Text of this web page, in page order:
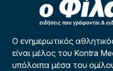
Ο ενημερωτικός
είναι μέλος του Kontra
υπόλοιπα μέσα του